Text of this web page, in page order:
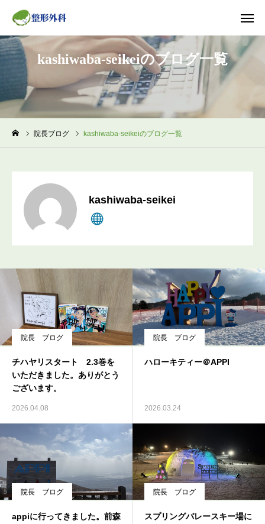
kashiwaba-seikeiのブログ一覧
院長ブログ kashiwaba-seikeiのブログ一覧
kashiwaba-seikei
院長 ブログ
チハヤリスタート 2.3巻を
いただきました。ありがとう
ございます。
2026.04.08
院長 ブログ
ハローキティー＠APPI
2026.03.24
院長 ブログ
appiに行ってきました。前森
院長 ブログ
スプリングバレースキー場に
 WEB予約 TEL （スマホ用）
TOP
お知らせ
診療案内
求人情報